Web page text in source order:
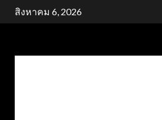
Skipสิงหาคม 6, 2026